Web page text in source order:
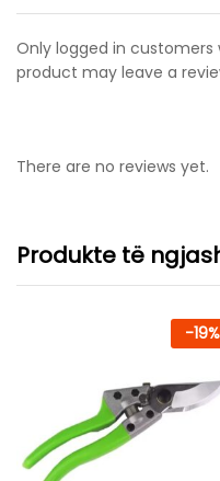
Only logged in
product may leave a
There are no reviews yet.
Produkte të
-19%